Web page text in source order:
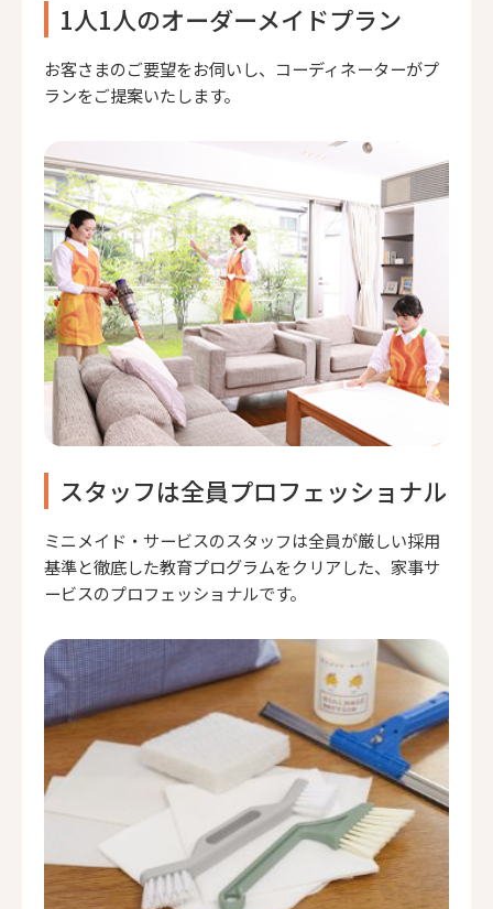
1人1人のオーダーメイドプラン
お客さまのご要望をお伺いし、コーディネーターがプ
ランをご提案いたします。
スタッフは全員プロフェッショナル
ミニメイド・サービスのスタッフは全員が厳しい採用
基準と徹底した教育プログラムをクリアした、家事サ
ービスのプロフェッショナルです。